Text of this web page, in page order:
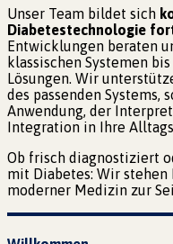
Unser Team bildet sich
Diabetestechnologie
Entwicklungen beraten
klassischen Systemen
Lösungen. Wir
des passenden Systems,
Anwendung, der
Integration in Ihre
Ob frisch diagnostiziert
mit Diabetes: Wir stehen
moderner Medizin zur